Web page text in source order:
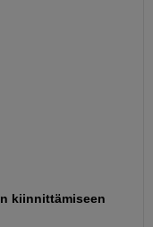
kiinnittämiseen